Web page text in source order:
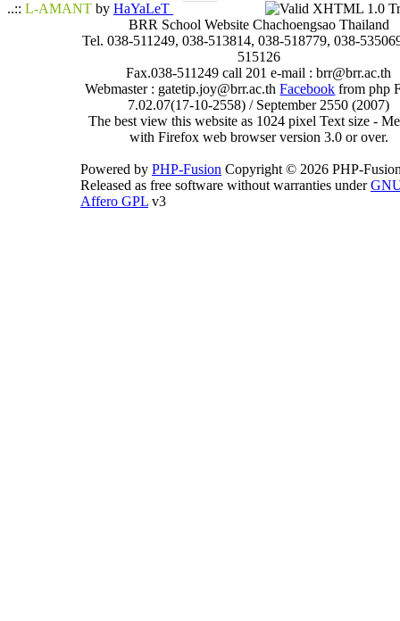
..:: L-AMANT by HaYaLeT
BRR School Website Chachoengsao Thailand
Tel. 038-511249, 038-513814, 038-518779, 038-
515126
Fax.038-511249 call 201 e-mail : brr@brr.ac.th
Webmaster : gatetip.joy@brr.ac.thFacebook from php
7.02.07(17-10-2558) / September 2550 (2007)
The best view this website as 1024 pixel Text size -
with Firefox web browser version 3.0 or over.
Powered by PHP-Fusion Copyright © 2026 PHP-
Released as free software without warranties under
Affero GPL v3